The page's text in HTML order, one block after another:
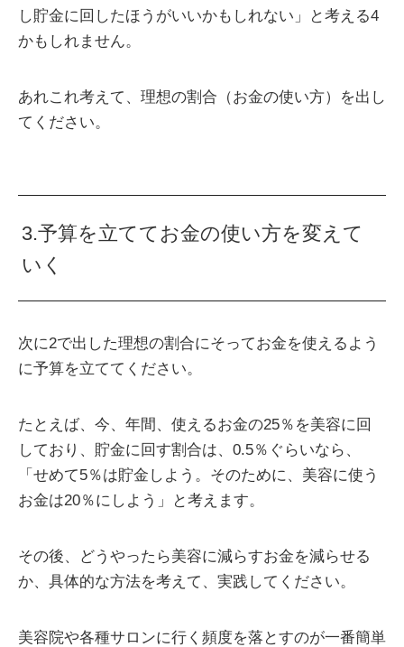
し貯金に回したほうがいいかもしれない」と考える4
かもしれません。
あれこれ考えて、理想の割合（お金の使い方）を出し
てください。
3.予算を立ててお金の使い方を変えて
いく
次に2で出した理想の割合にそってお金を使えるよう
に予算を立ててください。
たとえば、今、年間、使えるお金の25％を美容に回
しており、貯金に回す割合は、0.5％ぐらいなら、
「せめて5％は貯金しよう。そのために、美容に使う
お金は20％にしよう」と考えます。
その後、どうやったら美容に減らすお金を減らせる
か、具体的な方法を考えて、実践してください。
美容院や各種サロンに行く頻度を落とすのが一番簡単